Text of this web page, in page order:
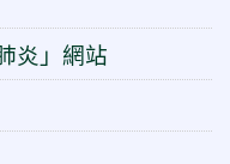
炎」網站